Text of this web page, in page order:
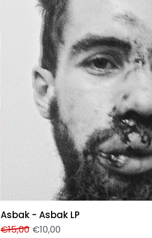
Asbak - Asbak LP
€15,00 €10,00